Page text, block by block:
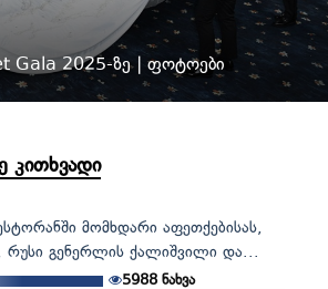
Gala 2025-ზე | ფოტოები
კითხვადი
მომხდარი აფეთქებისას,
რუსი გენერლის ქალიშვილი და...
5988 ნახვა